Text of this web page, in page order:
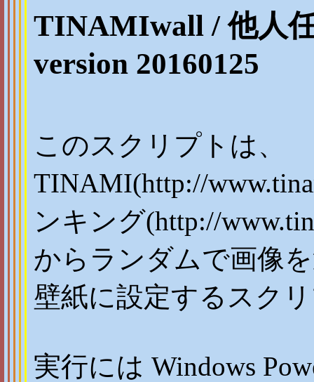
TINAMIwall / 他人
version 20160125
このスクリプトは、
TINAMI(http://
ンキング(http://
からランダムで画像
壁紙に設定するスク
実行には Windows